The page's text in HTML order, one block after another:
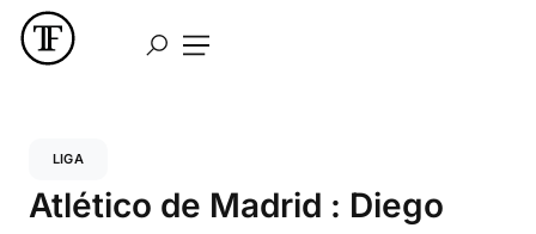
LIGA
Atlético de Madrid : Diego